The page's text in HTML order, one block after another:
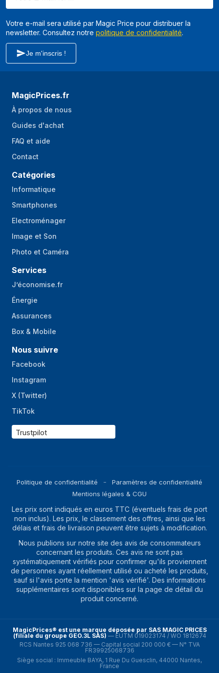
Votre e-mail sera utilisé par Magic Price pour distribuer la
newsletter. Consultez notre politique de confidentialité.
Je m'inscris !
MagicPrices.fr
À propos de nous
Guides d'achat
FAQ et aide
Contact
Catégories
Informatique
Smartphones
Electroménager
Image et Son
Photo et Caméra
Services
J’économise.fr
Énergie
Assurances
Box & Mobile
Nous suivre
Facebook
Instagram
X (Twitter)
TikTok
Trustpilot
Politique de confidentialité
Paramètres de confidentialité
Mentions légales & CGU
Les prix sont indiqués en euros TTC (éventuels frais de port
non inclus). Les prix, le classement des offres, ainsi que les
délais et frais de livraison peuvent être sujets à modification.
Nous publions sur notre site des avis de consommateurs
concernant les produits. Ces avis ne sont pas
systématiquement vérifiés pour confirmer qu'ils proviennent
de personnes ayant réellement utilisé ou acheté les produits,
sauf si l'avis porte la mention 'avis vérifié'. Des informations
supplémentaires sont disponibles sur la page de détail du
produit concerné.
MagicPrices® est une marque déposée par SAS MAGIC PRICES
(filiale du groupe GEO.3L SAS) — EUTM 019023174 / WO 1812674
RCS Nantes 925 068 736 — Capital social 200 000 € — N° TVA
FR39925068736
Siège social : Immeuble BAYA, 1 Rue Du Guesclin, 44000 Nantes,
France